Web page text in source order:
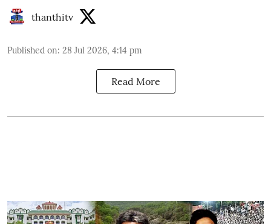
thanthitv
Published on: 28 Jul 2026, 4:14 pm
Read More